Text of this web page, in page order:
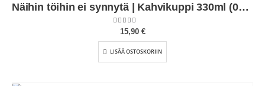
Näihin töihin ei synnytä | Kahvikuppi 330ml (0143)
5.00out of 5
15,90 €
LISÄÄ OSTOSKORIIN